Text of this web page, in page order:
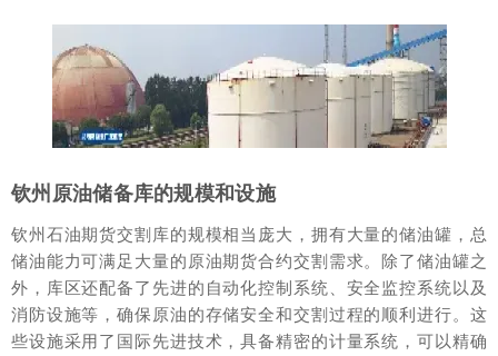
钦州原油储备库的规模和设施
钦州石油期货交割库的规模相当庞大，拥有大量的储油罐，总
储油能力可满足大量的原油期货合约交割需求。除了储油罐之
外，库区还配备了先进的自动化控制系统、安全监控系统以及
消防设施等，确保原油的存储安全和交割过程的顺利进行。这
些设施采用了国际先进技术，具备精密的计量系统，可以精确